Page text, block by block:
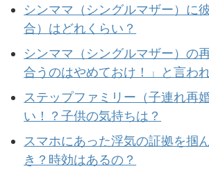
シンママ（シングルマザー）に
合）はどれくらい？
シンママ（シングルマザー）の
合うのはやめておけ！」と言わ
ステップファミリー（子連れ再
い！？子供の気持ちは？
スマホにあった浮気の証拠を掴
き？時効はあるの？